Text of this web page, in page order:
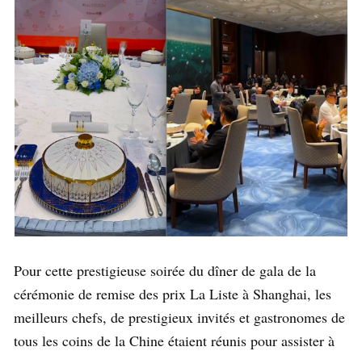
Pour cette prestigieuse soirée du dîner de gala de la
cérémonie de remise des prix La Liste à Shanghai, les
meilleurs chefs, de prestigieux invités et gastronomes de
tous les coins de la Chine étaient réunis pour assister à